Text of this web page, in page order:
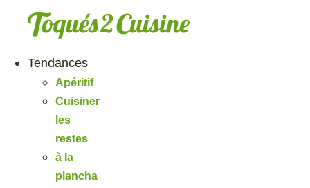
Tendances
Apéritif
Cuisiner
les
restes
à la
plancha